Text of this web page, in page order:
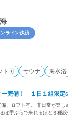
ンライン決済
ト可 サウナ 海水浴
ー完備！ １日１組限定
、ロフト有。 非日常が楽し
ぼ手ぶらで来れるほど各種設